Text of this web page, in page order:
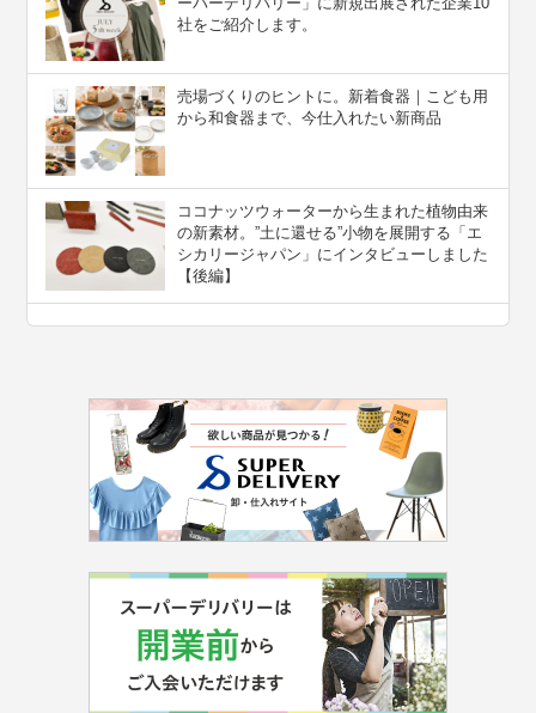
社をご紹介します。
売場づくりのヒントに。新着食器｜こども用
から和食器まで、今仕入れたい新商品
ココナッツウォーターから生まれた植物由来
の新素材。”⼟に還せる”小物を展開する「エ
シカリージャパン」にインタビューしました
【後編】